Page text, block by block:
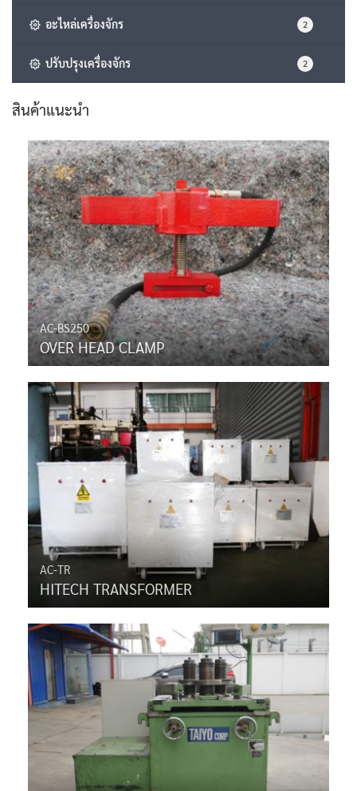
อะไหล่เครื่องจักร 2
ปรับปรุงเครื่องจักร 2
สินค้าแนะนำ
AC-BS250
OVER HEAD CLAMP
AC-TR
HITECH TRANSFORMER